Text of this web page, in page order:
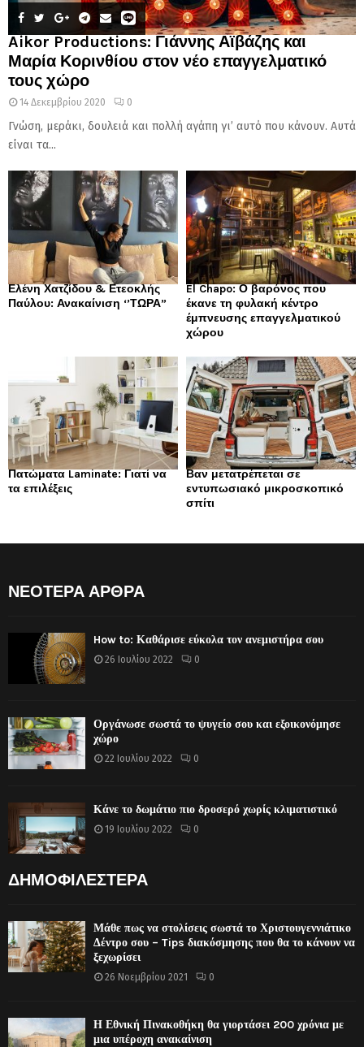
Aikor Productions: Γιάννης Αϊβάζης και
Μαρία Κορινθίου στον νέο επαγγελματικό
τους χώρο
14 Δεκεμβρίου 2020 0
Γνώση, μεράκι, δουλειά και πολλή αγάπη γι’ αυτό που κάνουν. Αυτά
είναι τα...
Ελένη Χατζίδου & Ετεοκλής
Παύλου: Ανακαίνιση ‘’ΤΩΡΑ”
El Chapo: Ο βαρόνος που
έκανε τη φυλακή κέντρο
έμπνευσης επαγγελματικού
χώρου
Πατώματα Laminate: Γιατί να
τα επιλέξεις
Βαν μετατρέπεται σε
εντυπωσιακό μικροσκοπικό
σπίτι
ΝΕΟΤΕΡΑ ΑΡΘΡΑ
How to: Καθάρισε εύκολα τον ανεμιστήρα σου
26 Ιουλίου 2022 0
Οργάνωσε σωστά το ψυγείο σου και εξοικονόμησε
χώρο
22 Ιουλίου 2022 0
Κάνε το δωμάτιο πιο δροσερό χωρίς κλιματιστικό
19 Ιουλίου 2022 0
ΔΗΜΟΦΙΛΕΣΤΕΡΑ
Μάθε πως να στολίσεις σωστά το Χριστουγεννιάτικο
Δέντρο σου – Tips διακόσμησης που θα το κάνουν να
ξεχωρίσει
26 Νοεμβρίου 2021 0
Η Εθνική Πινακοθήκη θα γιορτάσει 200 χρόνια με
μια υπέροχη ανακαίνιση